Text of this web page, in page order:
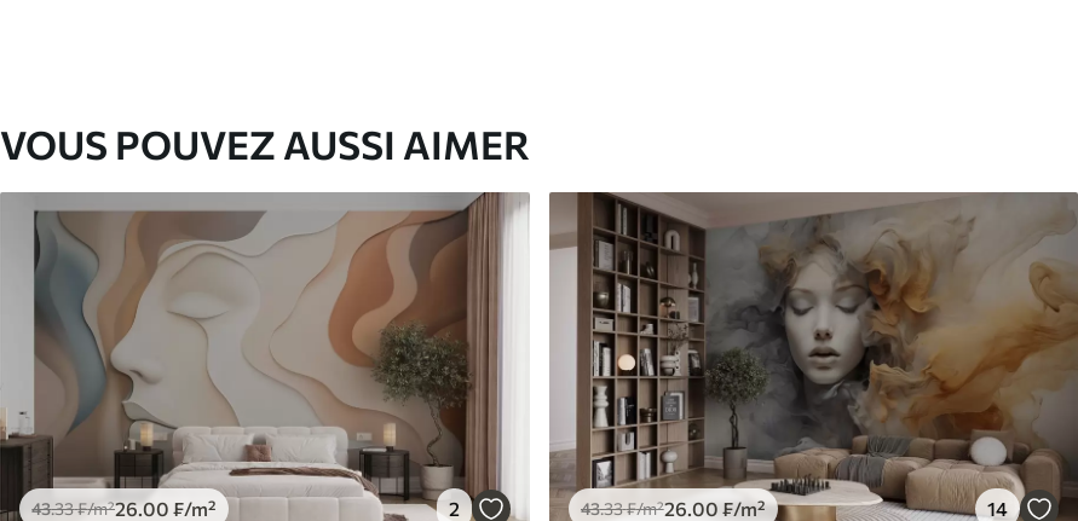
VOUS POUVEZ AUSSI AIMER
43.33₣/m²26 .00 ₣/m² 2 43.33₣/m²26 .00 ₣/m² 14